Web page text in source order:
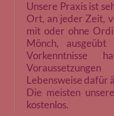
Unsere Praxis ist
Ort, an jeder Zeit,
mit oder ohne
Mönch,
Vorkenntnisse
Lebensweise dafür
Die meisten
kostenlos.